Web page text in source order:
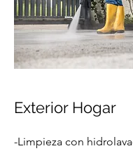
Exterior Hogar
-Limpieza con